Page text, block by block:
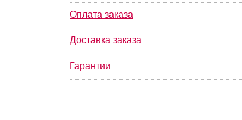
Оплата заказа
Доставка заказа
Гарантии